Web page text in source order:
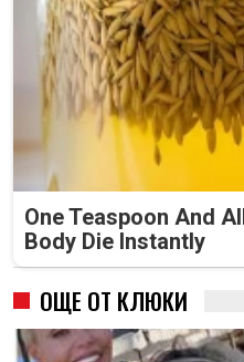
One Teaspoon And
Body Die Instantly
ОЩЕ ОТ КЛЮКИ